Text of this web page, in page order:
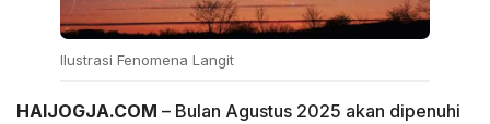
Ilustrasi Fenomena Langit
HAIJOGJA.COM – Bulan Agustus 2025 akan dipenuhi